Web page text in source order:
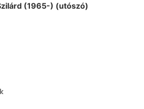
(1965-) (utószó)